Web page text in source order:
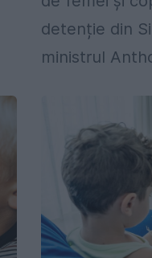
detenție din
ministrul